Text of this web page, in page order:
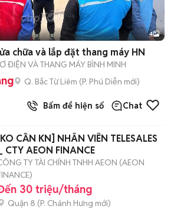
4
chữa và lắp đặt thang máy HN
ĐIỆN VÀ THANG MÁY BÌNH MINH
Q. Bắc Từ Liêm (P. Phú Diễn mới)
Bấm để hiện số Chat
CẦN KN] NHÂN VIÊN TELESALES
_ CTY AEON FINANCE
TY TÀI CHÍNH TNHH AEON (AEON
30 triệu/tháng
Quận 8 (P. Chánh Hưng mới)